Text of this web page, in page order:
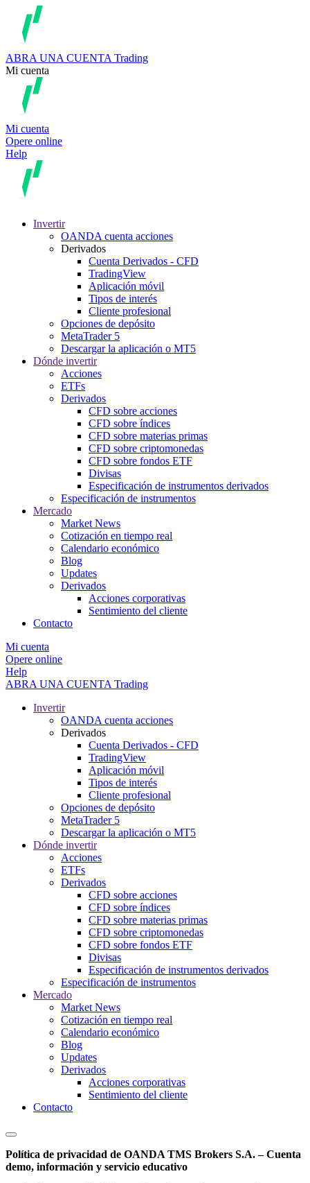
ABRA UNA CUENTA Trading
Mi cuenta
Mi cuenta
Opere online
Help
Invertir
OANDA cuenta acciones
Derivados
Cuenta Derivados - CFD
TradingView
Aplicación móvil
Tipos de interés
Cliente profesional
Opciones de depósito
MetaTrader 5
Descargar la aplicación o MT5
Dónde invertir
Acciones
ETFs
Derivados
CFD sobre acciones
CFD sobre índices
CFD sobre materias primas
CFD sobre criptomonedas
CFD sobre fondos ETF
Divisas
Especificación de instrumentos derivados
Especificación de instrumentos
Mercado
Market News
Cotización en tiempo real
Calendario económico
Blog
Updates
Derivados
Acciones corporativas
Sentimiento del cliente
Contacto
Mi cuenta
Opere online
Help
ABRA UNA CUENTA Trading
Invertir
OANDA cuenta acciones
Derivados
Cuenta Derivados - CFD
TradingView
Aplicación móvil
Tipos de interés
Cliente profesional
Opciones de depósito
MetaTrader 5
Descargar la aplicación o MT5
Dónde invertir
Acciones
ETFs
Derivados
CFD sobre acciones
CFD sobre índices
CFD sobre materias primas
CFD sobre criptomonedas
CFD sobre fondos ETF
Divisas
Especificación de instrumentos derivados
Especificación de instrumentos
Mercado
Market News
Cotización en tiempo real
Calendario económico
Blog
Updates
Derivados
Acciones corporativas
Sentimiento del cliente
Contacto
Política de privacidad de OANDA TMS Brokers S.A. – Cuenta
demo, información y servicio educativo